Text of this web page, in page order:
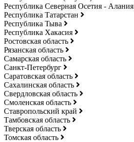
Республика Северная Осетия - Алания
Республика Татарстан
Республика Тыва
Республика Хакасия
Ростовская область
Рязанская область
Самарская область
Санкт-Петербург
Саратовская область
Сахалинская область
Свердловская область
Смоленская область
Ставропольский край
Тамбовская область
Тверская область
Томская область